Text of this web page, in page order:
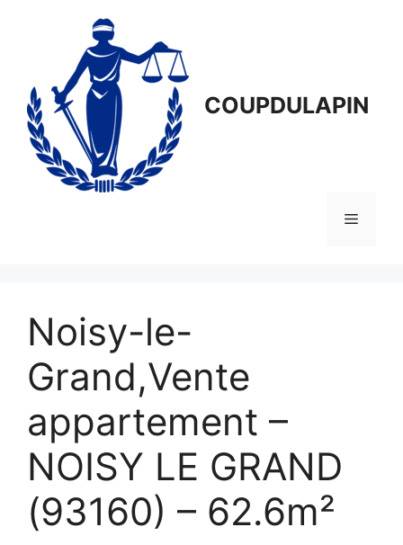
COUPDULAPIN
Menu
Noisy-le-
Grand,Vente
appartement –
NOISY LE GRAND
(93160) – 62.6m²